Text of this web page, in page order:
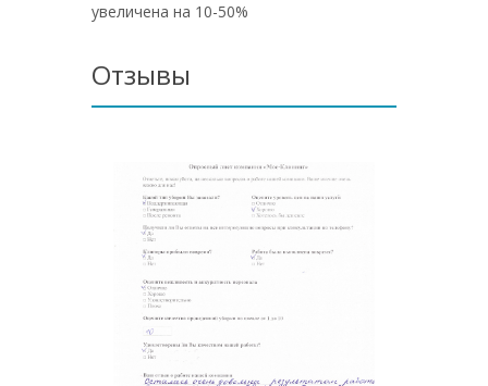
увеличена на 10-50%
Отзывы